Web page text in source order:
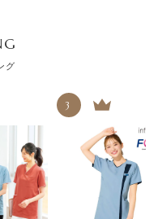
グ
3